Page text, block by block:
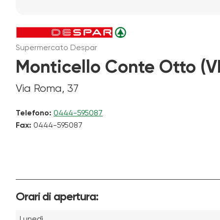
Supermercato Despar
Monticello Conte Otto
Via Roma, 37
Telefono: 0444-595087
Fax: 0444-595087
Orari di apertura: